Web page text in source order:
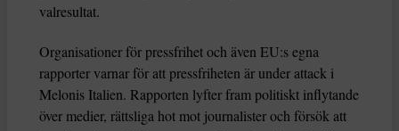
valresultat.
Organisationer för pressfrihet och även EU:s egna
rapporter varnar för att pressfriheten är under attack i
Melonis Italien. Rapporten lyfter fram politiskt inflytande
över medier, rättsliga hot mot journalister och försök att